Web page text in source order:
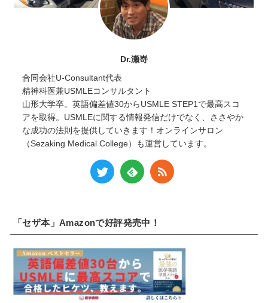
Dr.瀬嵜
合同会社U-Consultant代表
精神科医兼USMLEコンサルタント
山形大学卒。英語偏差値30からUSMLE STEP1で最高スコ
アを取得。USMLEに関する情報発信だけでなく、ささやか
な成功の法則を提供していきます！オンラインサロン
（Sezaking Medical College）も運営しています。
「セザ本」Amazonで好評発売中！